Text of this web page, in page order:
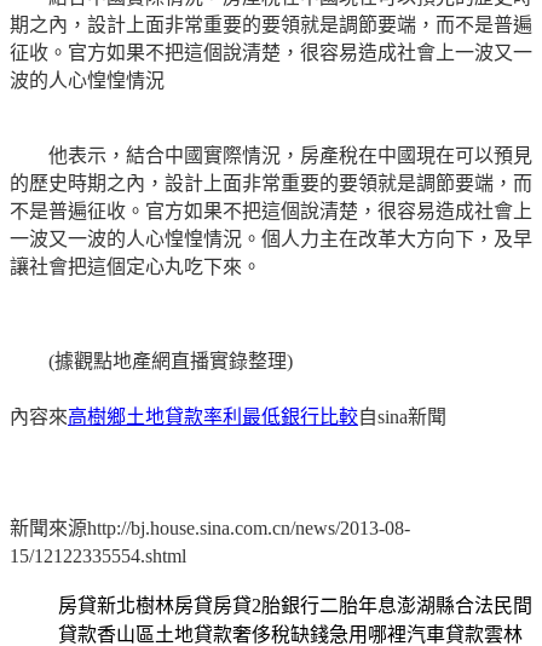
期之內，設計上面非常重要的要領就是調節要端，而不是普遍
征收。官方如果不把這個說清楚，很容易造成社會上一波又一
波的人心惶惶情況
他表示，結合中國實際情況，房產稅在中國現在可以預見
的歷史時期之內，設計上面非常重要的要領就是調節要端，而
不是普遍征收。官方如果不把這個說清楚，很容易造成社會上
一波又一波的人心惶惶情況。個人力主在改革大方向下，及早
讓社會把這個定心丸吃下來。
(據觀點地產網直播實錄整理)
內容來高樹鄉土地貸款率利最低銀行比較自sina新聞
新聞來源http://bj.house.sina.com.cn/news/2013-08-
15/12122335554.shtml
房貸新北樹林房貸房貸2胎銀行二胎年息澎湖縣合法民間
貸款香山區土地貸款奢侈稅缺錢急用哪裡汽車貸款雲林